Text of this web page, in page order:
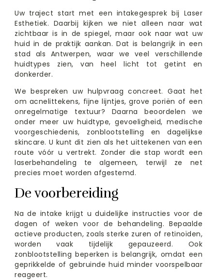
Uw traject start met een intakegesprek bij Laser
Esthetiek. Daarbij kijken we niet alleen naar wat
zichtbaar is in de spiegel, maar ook naar wat uw
huid in de praktijk aankan. Dat is belangrijk in een
stad als Antwerpen, waar we veel verschillende
huidtypes zien, van heel licht tot getint en
donkerder.
We bespreken uw hulpvraag concreet. Gaat het
om acnelittekens, fijne lijntjes, grove poriën of een
onregelmatige textuur? Daarna beoordelen we
onder meer uw huidtype, gevoeligheid, medische
voorgeschiedenis, zonblootstelling en dagelijkse
skincare. U kunt dit zien als het uittekenen van een
route vóór u vertrekt. Zonder die stap wordt een
laserbehandeling te algemeen, terwijl ze net
precies moet worden afgestemd.
De voorbereiding
Na de intake krijgt u duidelijke instructies voor de
dagen of weken voor de behandeling. Bepaalde
actieve producten, zoals sterke zuren of retinoïden,
worden vaak tijdelijk gepauzeerd. Ook
zonblootstelling beperken is belangrijk, omdat een
geprikkelde of gebruinde huid minder voorspelbaar
reageert.